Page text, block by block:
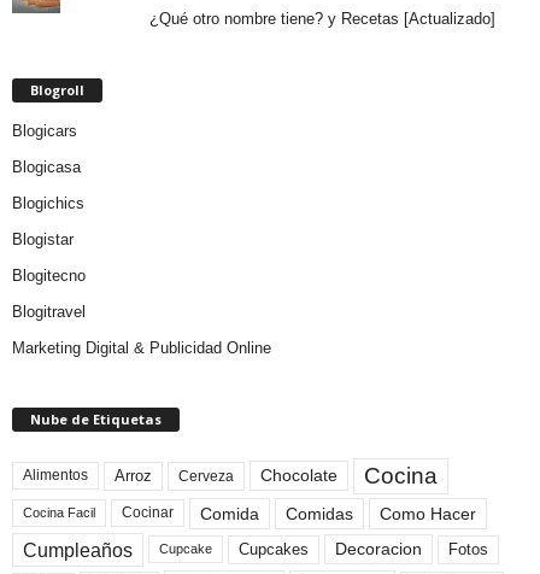
¿Qué otro nombre tiene? y Recetas [Actualizado]
Blogroll
Blogicars
Blogicasa
Blogichics
Blogistar
Blogitecno
Blogitravel
Marketing Digital & Publicidad Online
Nube de Etiquetas
Alimentos Arroz Cerveza Chocolate Cocina
Cocina Facil Cocinar Comida Comidas Como Hacer
Cumpleaños Cupcake Cupcakes Decoracion Fotos